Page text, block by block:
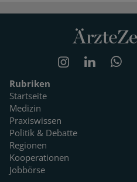
Rubriken
Startseite
Medizin
Praxiswissen
Politik & Debatte
Regionen
Kooperationen
Jobbörse